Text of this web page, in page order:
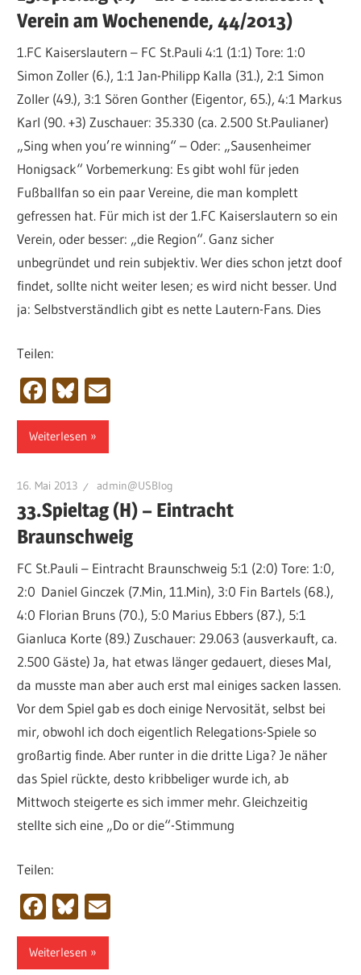
Verein am Wochenende, 44/2013)
1.FC Kaiserslautern – FC St.Pauli 4:1 (1:1) Tore: 1:0
Simon Zoller (6.), 1:1 Jan-Philipp Kalla (31.), 2:1 Simon
Zoller (49.), 3:1 Sören Gonther (Eigentor, 65.), 4:1 Markus
Karl (90. +3) Zuschauer: 35.330 (ca. 2.500 St.Paulianer)
„Sing when you’re winning“ – Oder: „Sausenheimer
Honigsack“ Vorbemerkung: Es gibt wohl für jeden
Fußballfan so ein paar Vereine, die man komplett
gefressen hat. Für mich ist der 1.FC Kaiserslautern so ein
Verein, oder besser: „die Region“. Ganz sicher
unbegründet und rein subjektiv. Wer dies schon jetzt doof
findet, sollte nicht weiter lesen; es wird nicht besser. Und
ja: Selbstverständlich gibt es nette Lautern-Fans. Dies
Teilen:
Facebook
Bluesky
Weiterlesen
16. Mai 2013 admin@USBlog
33.Spieltag (H) – Eintracht
Braunschweig
FC St.Pauli – Eintracht Braunschweig 5:1 (2:0) Tore: 1:0,
2:0 Daniel Ginczek (7.Min, 11.Min), 3:0 Fin Bartels (68.),
4:0 Florian Bruns (70.), 5:0 Marius Ebbers (87.), 5:1
Gianluca Korte (89.) Zuschauer: 29.063 (ausverkauft, ca.
2.500 Gäste) Ja, hat etwas länger gedauert, dieses Mal,
da musste man aber auch erst mal einiges sacken lassen.
Vor dem Spiel gab es doch einige Nervosität, selbst bei
mir, obwohl ich doch eigentlich Relegations-Spiele so
großartig finde. Aber runter in die dritte Liga? Je näher
das Spiel rückte, desto kribbeliger wurde ich, ab
Mittwoch steigerte es sich immer mehr. Gleichzeitig
stellte sich eine „Do or die“-Stimmung
Teilen:
Facebook
Bluesky
Weiterlesen